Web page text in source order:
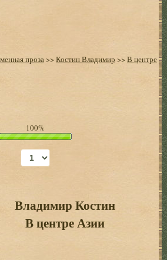
проза>>Костин Владимир >>В центре
100%
Владимир Костин
В центре Азии